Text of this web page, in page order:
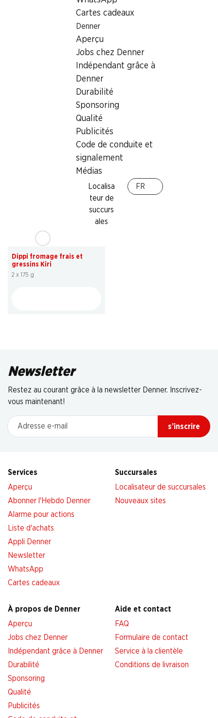
Cartes cadeaux
Denner
Aperçu
Jobs chez Denner
Indépendant grâce à
Denner
Durabilité
Sponsoring
Qualité
Publicités
Code de conduite et
signalement
Médias
Localisa
teur de
succurs
ales
FR
Fromage Mutschli Cremo
à pâte mi-dure, de Sierre, env. 375
* Uniquement en Suisse
alémanique et italienne
34%
au lieu de 9.10
Dippi fromage frais et
gressins Kiri
2 x 175 g
Newsletter
Restez au courant grâce à la newsletter Denner. Inscrivez-
vous maintenant!
Adresse e-mail
s’inscrire
Services
Aperçu
Abonner l'Hebdo Denner
Alarme pour actions
Liste d'achats
Appli Denner
Newsletter
WhatsApp
Cartes cadeaux
Succursales
Localisateur de succursales
Nouveaux sites
À propos de Denner
Aperçu
Jobs chez Denner
Indépendant grâce à Denner
Durabilité
Sponsoring
Qualité
Publicités
Aide et contact
FAQ
Formulaire de contact
Service à la clientèle
Conditions de livraison